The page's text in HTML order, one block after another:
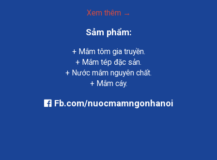
Xem thêm →
Sảm phẩm:
+ Mắm tôm gia truyền.
+ Mắm tép đặc sản.
+ Nước mắm nguyên chất.
+ Mắm cáy.
Fb.com/nuocmamngonhanoi